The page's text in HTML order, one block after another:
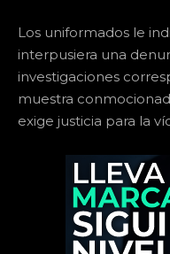
Los uniformados le
interpusiera una
investigaciones
muestra
exige justicia para la